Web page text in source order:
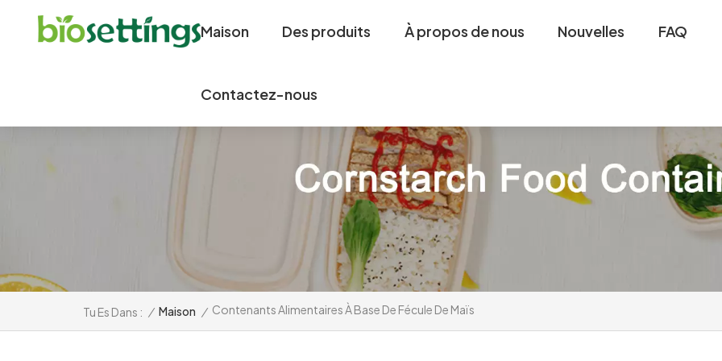
Maison Des produits À propos de nous Nouvelles FAQ
Contactez-nous
Tu Es Dans : / Maison / Contenants Alimentaires À Base De Fécule De Maïs